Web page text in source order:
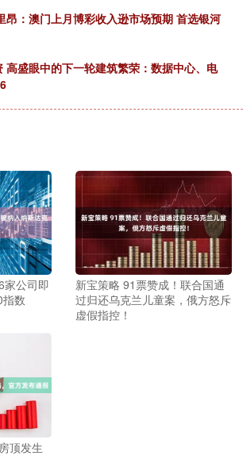
昂：澳门上月博彩收入逊市场预期 首选银河
高盛眼中的下一轮建筑繁荣：数据中心、电
家公司即
数
新宝策略 91票赞成！联合国通
过归还乌克兰儿童案，俄方怒斥
虚假指控！
顶发生